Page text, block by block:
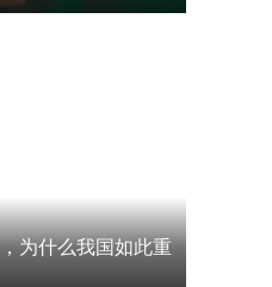
为什么我国如此重